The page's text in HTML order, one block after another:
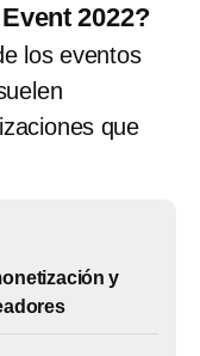
2022?
los eventos
que
y